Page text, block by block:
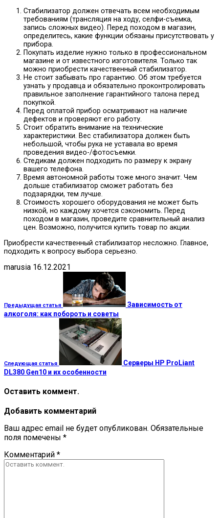
Стабилизатор должен отвечать всем необходимым
требованиям (трансляция на ходу, селфи-съемка,
запись сложных видео). Перед походом в магазин,
определитесь, какие функции обязаны присутствовать у
прибора.
Покупать изделие нужно только в профессиональном
магазине и от известного изготовителя. Только так
можно приобрести качественный стабилизатор.
Не стоит забывать про гарантию. Об этом требуется
узнать у продавца и обязательно проконтролировать
правильное заполнение гарантийного талона перед
покупкой.
Перед оплатой прибор осматривают на наличие
дефектов и проверяют его работу.
Стоит обратить внимание на технические
характеристики. Вес стабилизатора должен быть
небольшой, чтобы рука не уставала во время
проведения видео-/фотосъемки.
Стедикам должен подходить по размеру к экрану
вашего телефона.
Время автономной работы тоже много значит. Чем
дольше стабилизатор сможет работать без
подзарядки, тем лучше.
Стоимость хорошего оборудования не может быть
низкой, но каждому хочется сэкономить. Перед
походом в магазин, проведите сравнительный анализ
цен. Возможно, получится купить товар по акции.
Приобрести качественный стабилизатор несложно. Главное,
подходить к вопросу выбора серьезно.
marusia 16.12.2021
Предыдущая статья
Зависимость от
алкоголя: как побороть и советы
Следующая статья
Серверы HP ProLiant
DL380 Gen10 и их особенности
Оставить коммент.
Добавить комментарий
Ваш адрес email не будет опубликован. Обязательные
поля помечены *
Комментарий *